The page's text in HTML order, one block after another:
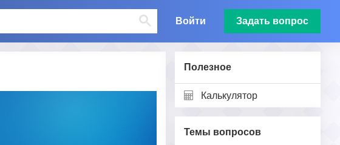
Войти Задать вопрос
Полезное
Калькулятор
Темы вопросов